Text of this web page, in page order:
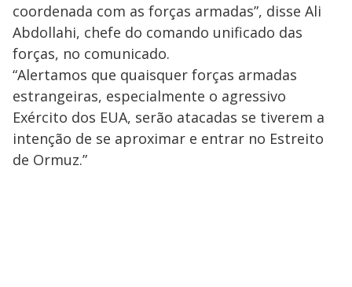
coordenada com as forças armadas”, disse Ali
Abdollahi, chefe do comando unificado das
forças, no comunicado.
“Alertamos que quaisquer forças armadas
estrangeiras, especialmente o agressivo
Exército dos EUA, serão atacadas se tiverem a
intenção de se aproximar e entrar no Estreito
de Ormuz.”